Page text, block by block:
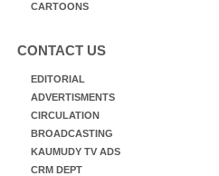
CARTOONS
CONTACT US
EDITORIAL
ADVERTISMENTS
CIRCULATION
BROADCASTING
KAUMUDY TV ADS
CRM DEPT